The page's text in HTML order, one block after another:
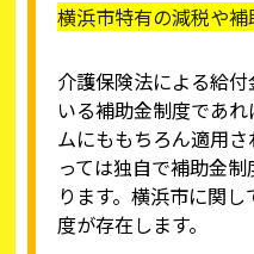
横浜市特有の減税や
介護保険法による給
いる補助金制度であ
ムにももちろん適用
っては独自で補助金
ります。横浜市に関
度が存在します。